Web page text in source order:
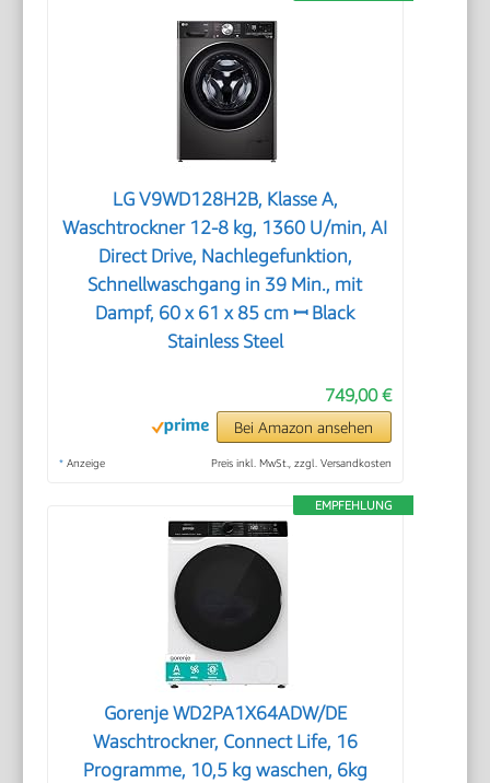
LG V9WD128H2B, Klasse A,
Waschtrockner 12-8 kg, 1360 U/min, AI
Direct Drive, Nachlegefunktion,
Schnellwaschgang in 39 Min., mit
Dampf, 60 x 61 x 85 cm ꟷ Black
Stainless Steel
749,00 €
Bei Amazon ansehen
* Anzeige Preis inkl. MwSt., zzgl. Versandkosten
EMPFEHLUNG
Gorenje WD2PA1X64ADW/DE
Waschtrockner, Connect Life, 16
Programme, 10,5 kg waschen, 6kg